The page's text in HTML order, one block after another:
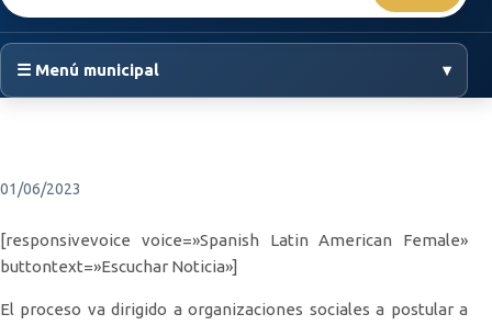
☰ Menú municipal ▾
01/06/2023
[responsivevoice voice=»Spanish Latin American Female»
buttontext=»Escuchar Noticia»]
El proceso va dirigido a organizaciones sociales a postular a